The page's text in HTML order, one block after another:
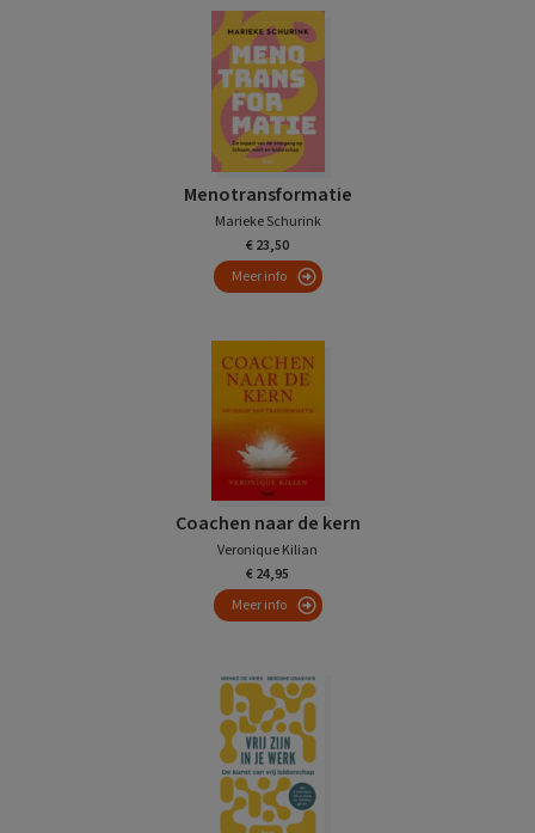
Menotransformatie
Marieke Schurink
€ 23,50
Meer info
Coachen naar de kern
Veronique Kilian
€ 24,95
Meer info